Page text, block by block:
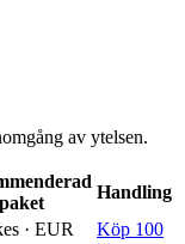
av ytelsen.
paket
Handling
· EUR
Köp 100